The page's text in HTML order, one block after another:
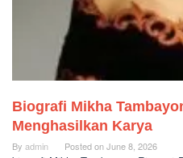
Biografi Mikha
Menghasilkan Karya
By admin Posted onJune 8, 2026